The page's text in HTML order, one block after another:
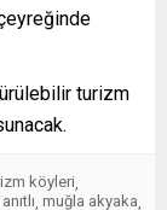
turizm
köyleri
muğla akyaka